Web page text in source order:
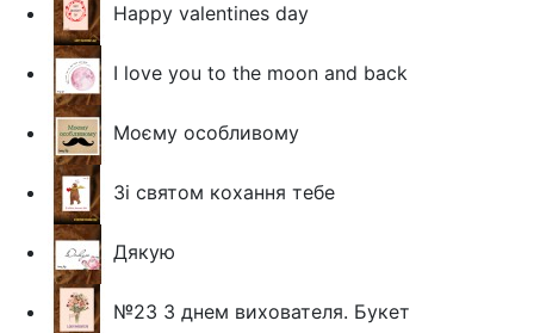
Happy valentines day
I love you to the moon and back
Моєму особливому
Зі святом кохання тебе
Дякую
№23 З днем вихователя. Букет